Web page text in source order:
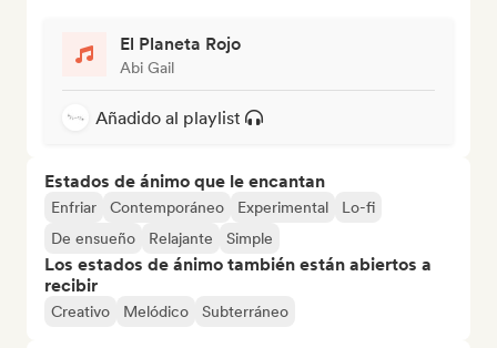
El Planeta Rojo
Abi Gail
Añadido al playlist
Estados de ánimo que le encantan
Enfriar Contemporáneo Experimental
Lo-fi
De ensueño
Relajante Simple
Los estados de ánimo también están abiertos a
recibir
Creativo Melódico Subterráneo